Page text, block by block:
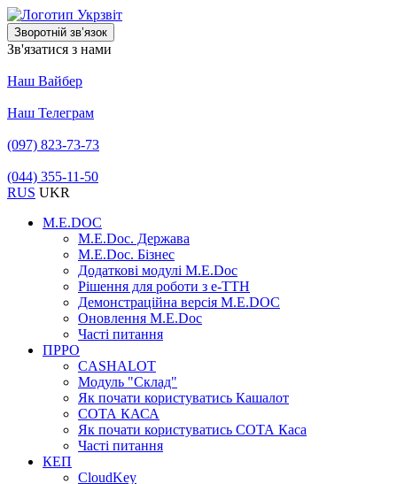
Зворотній звʼязок
Зв'язатися з нами
Наш Вайбер
Наш Телеграм
(097) 823-73-73
(044) 355-11-50
RUS UKR
M.E.DOC
M.E.Doc. Держава
M.E.Doc. Бізнес
Додаткові модулі M.E.Doc
Рішення для роботи з е-ТТН
Демонстраційна версія M.E.DOC
Оновлення M.E.Doc
Часті питання
ПРРО
CASHALOT
Модуль "Склад"
Як почати користуватись Кашалот
СОТА КАСА
Як почати користуватись СОТА Каса
Часті питання
КЕП
CloudKey